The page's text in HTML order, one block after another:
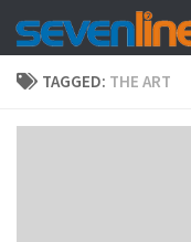
Skip to content
TAGGED: THE ART